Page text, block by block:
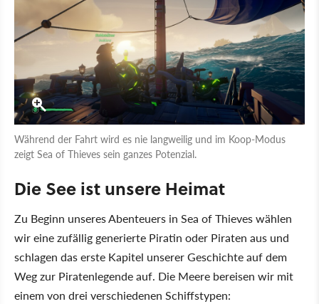
Während der Fahrt wird es nie langweilig und im Koop-Modus
zeigt Sea of Thieves sein ganzes Potenzial.
Die See ist unsere Heimat
Zu Beginn unseres Abenteuers in Sea of Thieves wählen
wir eine zufällig generierte Piratin oder Piraten aus und
schlagen das erste Kapitel unserer Geschichte auf dem
Weg zur Piratenlegende auf. Die Meere bereisen wir mit
einem von drei verschiedenen Schiffstypen: